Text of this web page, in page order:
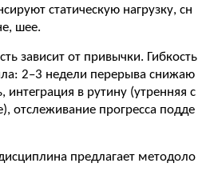
статическую нагрузку, сн
шее.
зависит от привычки. Гибкость
2–3 недели перерыва снижаю
интеграция в рутину (утренняя с
отслеживание прогресса подде
предлагает методоло